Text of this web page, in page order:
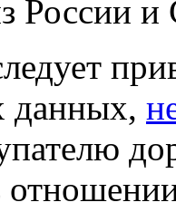
России
данных,